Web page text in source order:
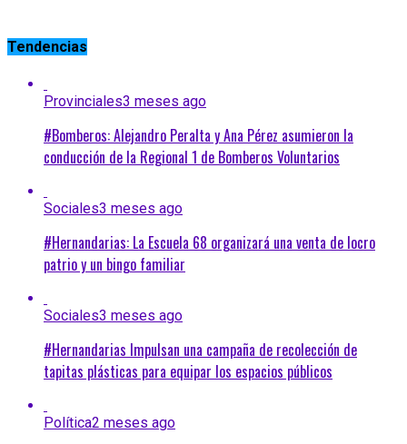
Tendencias
Provinciales3 meses ago
#Bomberos: Alejandro Peralta y Ana Pérez asumieron la
conducción de la Regional 1 de Bomberos Voluntarios
Sociales3 meses ago
#Hernandarias: La Escuela 68 organizará una venta de locro
patrio y un bingo familiar
Sociales3 meses ago
#Hernandarias Impulsan una campaña de recolección de
tapitas plásticas para equipar los espacios públicos
Política2 meses ago